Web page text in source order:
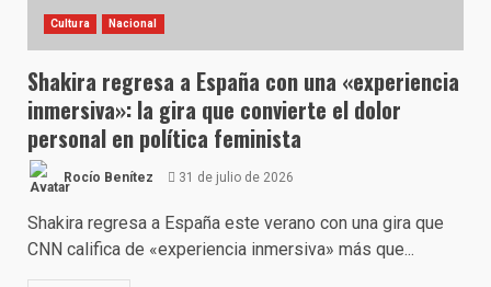
Cultura Nacional
Shakira regresa a España con una «experiencia
inmersiva»: la gira que convierte el dolor
personal en política feminista
Rocío Benítez 31 de julio de 2026
Shakira regresa a España este verano con una gira que
CNN califica de «experiencia inmersiva» más que...